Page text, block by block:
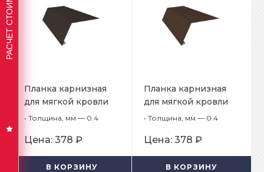
Планка карнизная
для мягкой кровли
65х50х2000
• Толщина, мм — 0.4
Цена: 378 ₽
В КОРЗИНУ
Планка карнизная
для мягкой кровли
65х50х2000
• Толщина, мм — 0.4
Цена: 378 ₽
В КОРЗИНУ